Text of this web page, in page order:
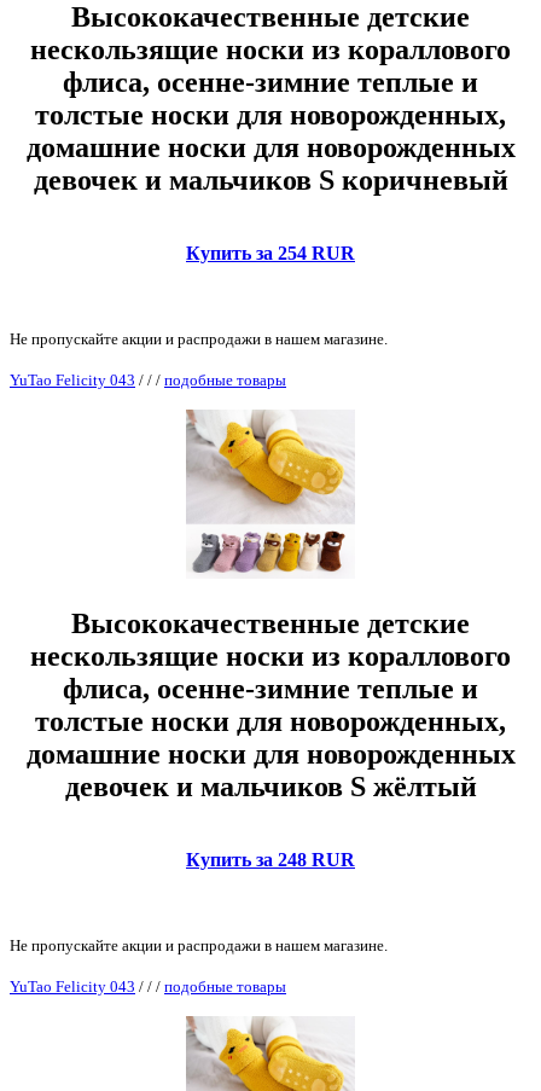
Высококачественные детские
нескользящие носки из кораллового
флиса, осенне-зимние теплые и
толстые носки для новорожденных,
домашние носки для новорожденных
девочек и мальчиков S коричневый
Купить за 254 RUR
Не пропускайте акции и распродажи в нашем магазине.
YuTao Felicity 043 / / / подобные товары
Высококачественные детские
нескользящие носки из кораллового
флиса, осенне-зимние теплые и
толстые носки для новорожденных,
домашние носки для новорожденных
девочек и мальчиков S жёлтый
Купить за 248 RUR
Не пропускайте акции и распродажи в нашем магазине.
YuTao Felicity 043 / / / подобные товары